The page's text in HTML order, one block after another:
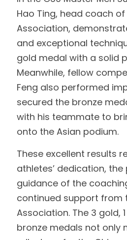
Hao Ting, head coach
Association,
and exceptional
gold medal with a solid
Meanwhile, fellow
Feng also performed
secured the bronze
with his teammate to
onto the Asian podium.
These excellent results
athletes’ dedication,
guidance of the
continued support from
Association. The 3 gold,
bronze medals not only